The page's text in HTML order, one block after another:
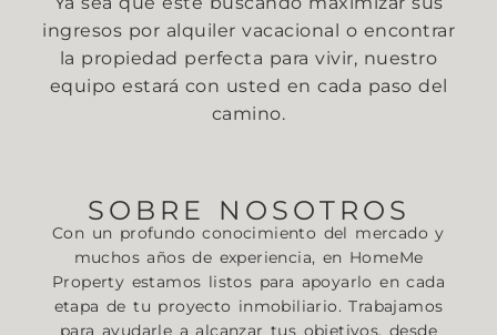
ingresos por alquiler vacacional o encontrar
la propiedad perfecta para vivir, nuestro
equipo estará con usted en cada paso del
camino.
SOBRE NOSOTROS
Con un profundo conocimiento del mercado y
muchos años de experiencia, en HomeMe
Property estamos listos para apoyarlo en cada
etapa de tu proyecto inmobiliario. Trabajamos
para ayudarle a alcanzar tus objetivos, desde